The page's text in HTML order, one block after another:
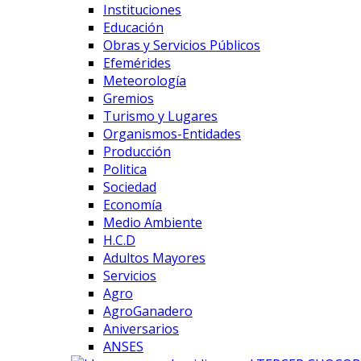
Instituciones
Educación
Obras y Servicios Públicos
Efemérides
Meteorología
Gremios
Turismo y Lugares
Organismos-Entidades
Producción
Politica
Sociedad
Economía
Medio Ambiente
H.C.D
Adultos Mayores
Servicios
Agro
AgroGanadero
Aniversarios
ANSES